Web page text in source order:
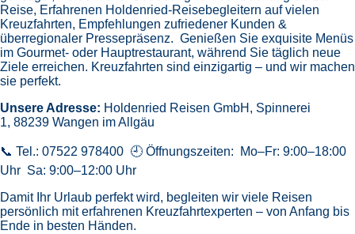
Reise, Erfahrenen Holdenried-Reisebegleitern auf vielen
Kreuzfahrten, Empfehlungen zufriedener Kunden &
überregionaler Pressepräsenz. Genießen Sie exquisite Menüs
im Gourmet- oder Hauptrestaurant, während Sie täglich neue
Ziele erreichen. Kreuzfahrten sind einzigartig – und wir machen
sie perfekt.
Unsere Adresse: Holdenried Reisen GmbH, Spinnerei
1, 88239 Wangen im Allgäu
📞 Tel.: 07522 978400 🕘 Öffnungszeiten: Mo–Fr: 9:00–18:00
Uhr Sa: 9:00–12:00 Uhr
Damit Ihr Urlaub perfekt wird, begleiten wir viele Reisen
persönlich mit erfahrenen Kreuzfahrtexperten – von Anfang bis
Ende in besten Händen.